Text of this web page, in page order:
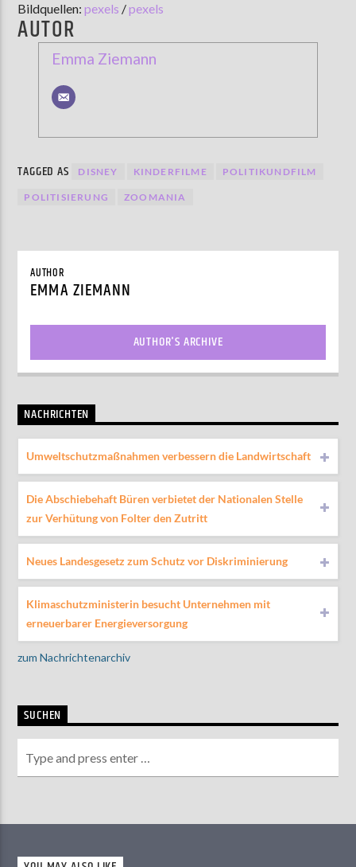
Bildquellen:pexels /pexels
AUTOR
Emma Ziemann
TAGGED AS DISNEY KINDERFILME POLITIKUNDFILM
POLITISIERUNG ZOOMANIA
AUTHOR
EMMA ZIEMANN
AUTHOR'S ARCHIVE
NACHRICHTEN
Umweltschutzmaßnahmen verbessern die Landwirtschaft
Die Abschiebehaft Büren verbietet der Nationalen Stelle
zur Verhütung von Folter den Zutritt
Neues Landesgesetz zum Schutz vor Diskriminierung
Klimaschutzministerin besucht Unternehmen mit
erneuerbarer Energieversorgung
zum Nachrichtenarchiv
SUCHEN